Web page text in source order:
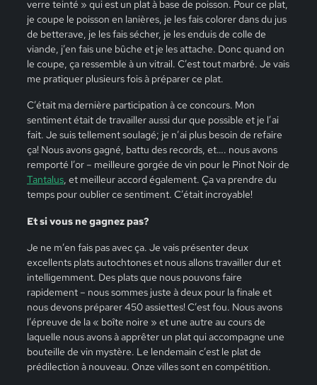
verre teinté » qui est un plat à base de poisson. Pour ce plat,
je coupe le poisson en lanières, je les fais colorer dans du jus
de betterave, je les fais sécher, je les enduis de colle de
viande, j’en fais une bûche et je les attache. Donc quand on
le coupe, ça ressemble à un vitrail. C’est tout marbré. Je vais
me pratiquer plusieurs fois à préparer ce plat.
C’était ma dernière participation à ce concours. Mon
sentiment était de travailler aussi dur que possible et je l’ai
fait. Je suis tellement soulagé; je n’ai plus besoin de refaire
ça! Nous avons gagné, battu des records, et…. nous avons
remporté l’or – meilleure gorgée de vin pour le Pinot Noir de
Tantalus, et meilleur accord également. Ça va prendre du
temps pour oublier ce sentiment. C’était incroyable!
Et si vous ne gagnez pas?
Je ne m’en fais pas avec ça. Je vais présenter deux
excellents plats autochtones et nous allons travailler dur et
intelligemment. Des plats que nous pouvons faire
rapidement – nous sommes juste à deux pour la finale et
nous devons préparer 450 assiettes! C’est fou. Nous avons
l’épreuve de la « boîte noire » et une autre au cours de
laquelle nous avons à apprêter un plat qui accompagne une
bouteille de vin mystère. Le lendemain c’est le plat de
prédilection à nouveau. Onze villes sont en compétition.